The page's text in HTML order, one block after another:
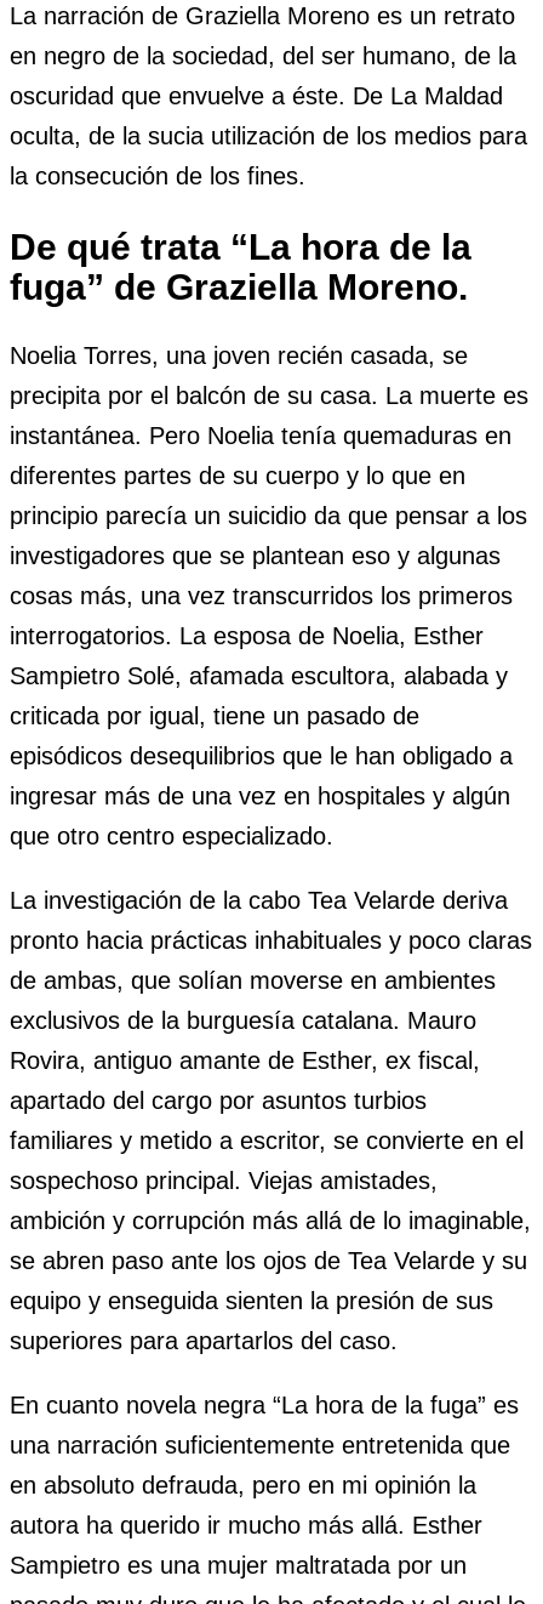
La narración de Graziella Moreno es un retrato
en negro de la sociedad, del ser humano, de la
oscuridad que envuelve a éste. De La Maldad
oculta, de la sucia utilización de los medios para
la consecución de los fines.
De qué trata “La hora de la
fuga” de Graziella Moreno.
Noelia Torres, una joven recién casada, se
precipita por el balcón de su casa. La muerte es
instantánea. Pero Noelia tenía quemaduras en
diferentes partes de su cuerpo y lo que en
principio parecía un suicidio da que pensar a los
investigadores que se plantean eso y algunas
cosas más, una vez transcurridos los primeros
interrogatorios. La esposa de Noelia, Esther
Sampietro Solé, afamada escultora, alabada y
criticada por igual, tiene un pasado de
episódicos desequilibrios que le han obligado a
ingresar más de una vez en hospitales y algún
que otro centro especializado.
La investigación de la cabo Tea Velarde deriva
pronto hacia prácticas inhabituales y poco claras
de ambas, que solían moverse en ambientes
exclusivos de la burguesía catalana. Mauro
Rovira, antiguo amante de Esther, ex fiscal,
apartado del cargo por asuntos turbios
familiares y metido a escritor, se convierte en el
sospechoso principal. Viejas amistades,
ambición y corrupción más allá de lo imaginable,
se abren paso ante los ojos de Tea Velarde y su
equipo y enseguida sienten la presión de sus
superiores para apartarlos del caso.
En cuanto novela negra “La hora de la fuga” es
una narración suficientemente entretenida que
en absoluto defrauda, pero en mi opinión la
autora ha querido ir mucho más allá. Esther
Sampietro es una mujer maltratada por un